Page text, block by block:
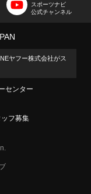
スポーツナビ
公式チャンネル
ヤフー株式会社がス
センター
ッフ募集